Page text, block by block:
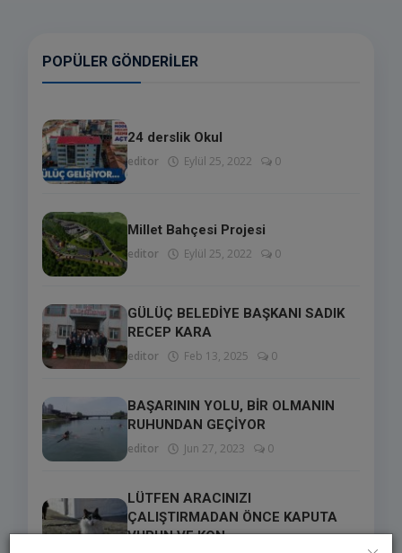
POPÜLER GÖNDERILER
24 derslik Okul
editor Eylül 25, 2022 0
Millet Bahçesi Projesi
editor Eylül 25, 2022 0
GÜLÜÇ BELEDİYE BAŞKANI SADIK
RECEP KARA
editor Feb 13, 2025 0
BAŞARININ YOLU, BİR OLMANIN
RUHUNDAN GEÇİYOR
editor Jun 27, 2023 0
LÜTFEN ARACINIZI
ÇALIŞTIRMADAN ÖNCE KAPUTA
VURUN VE KON...